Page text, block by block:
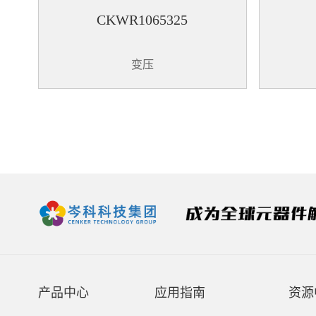
CKWR1065325
变压
产品中心 应用指南 资